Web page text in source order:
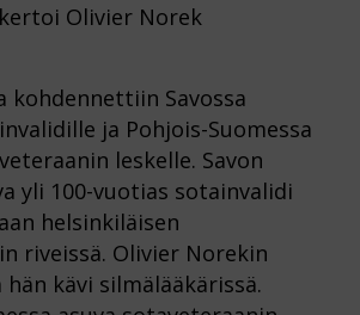
Olivier Norek
kohdennettiin Savossa
ja Pohjois-Suomessa
leskelle. Savon
yli 100-vuotias sotainvalidi
helsinkiläisen
riveissä. Olivier Norekin
kävi silmälääkärissä.